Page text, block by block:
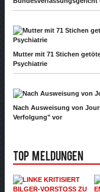
Mutter mit 71 Stichen
Psychiatrie
Nach Ausweisung von
Verfolgung" vor
Top Meldungen